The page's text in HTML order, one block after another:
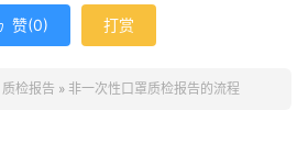
赞(0) 打赏
质检报告 » 非一次性口罩质检报告的流程